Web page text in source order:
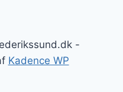
-
Kadence WP